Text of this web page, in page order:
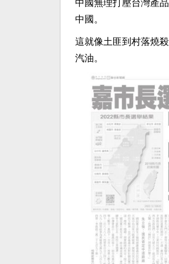
中國無理打壓台灣產
中國。
這就像土匪到村落燒
汽油。